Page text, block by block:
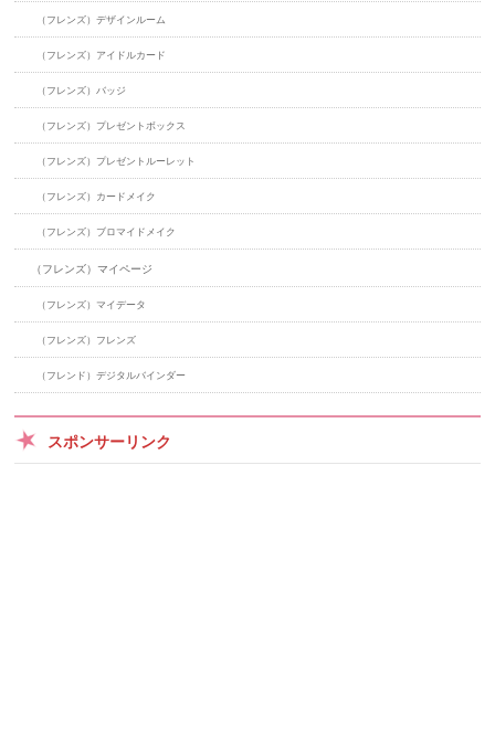
（フレンズ）デザインルーム
（フレンズ）アイドルカード
（フレンズ）バッジ
（フレンズ）プレゼントボックス
（フレンズ）プレゼントルーレット
（フレンズ）カードメイク
（フレンズ）ブロマイドメイク
（フレンズ）マイページ
（フレンズ）マイデータ
（フレンズ）フレンズ
（フレンド）デジタルバインダー
スポンサーリンク